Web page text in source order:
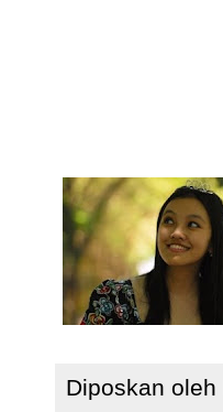
Diposkan oleh